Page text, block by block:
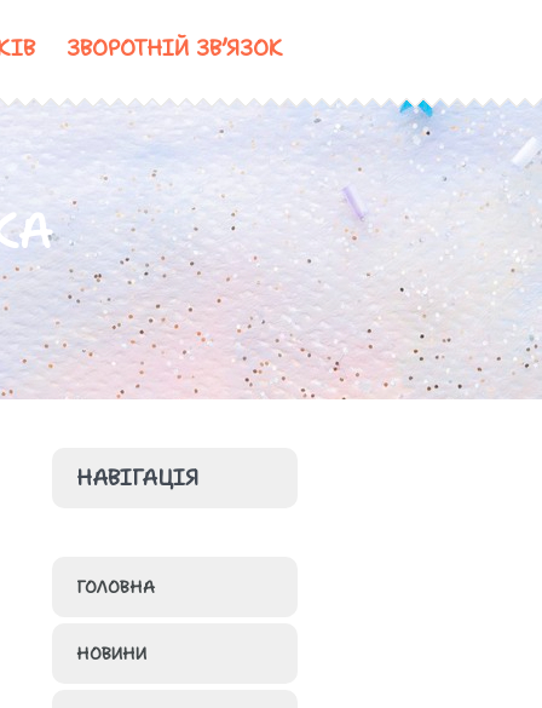
ЗВОРОТНІЙ ЗВ’ЯЗОК
НАВІГАЦІЯ
ГОЛОВНА
НОВИНИ